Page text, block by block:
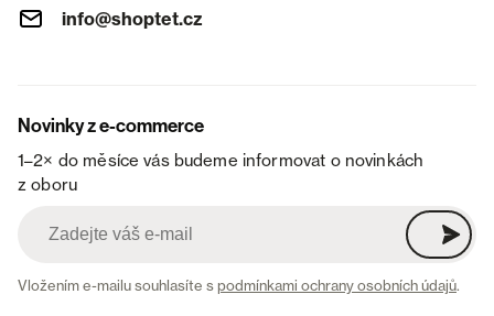
info@shoptet.cz
Novinky z e-commerce
1–2× do měsíce vás budeme informovat o novinkách
z oboru
Vložením e-mailu souhlasíte spodmínkami ochrany osobních údajů.